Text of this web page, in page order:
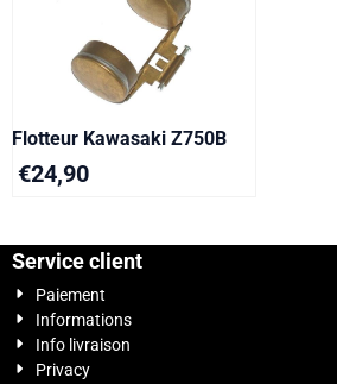
Flotteur Kawasaki Z750B
€24,90
Service client
Paiement
Informations
Info livraison
Privacy